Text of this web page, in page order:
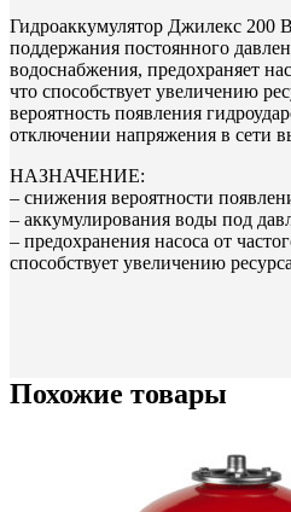
Гидроаккумулятор Джилекс 200
поддержания постоянного
водоснабжения, предохраняет
что способствует увеличению
вероятность появления
отключении напряжения в сети
НАЗНАЧЕНИЕ:
– снижения вероятности
– аккумулирования воды под
– предохранения насоса от
способствует увеличению
Похожие товары